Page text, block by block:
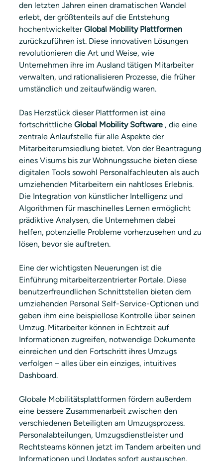
den letzten Jahren einen dramatischen Wandel
erlebt, der größtenteils auf die Entstehung
hochentwickelter Global Mobility Plattformen
zurückzuführen ist. Diese innovativen Lösungen
revolutionieren die Art und Weise, wie
Unternehmen ihre im Ausland tätigen Mitarbeiter
verwalten, und rationalisieren Prozesse, die früher
umständlich und zeitaufwändig waren.
Das Herzstück dieser Plattformen ist eine
fortschrittliche Global Mobility Software , die eine
zentrale Anlaufstelle für alle Aspekte der
Mitarbeiterumsiedlung bietet. Von der Beantragung
eines Visums bis zur Wohnungssuche bieten diese
digitalen Tools sowohl Personalfachleuten als auch
umziehenden Mitarbeitern ein nahtloses Erlebnis.
Die Integration von künstlicher Intelligenz und
Algorithmen für maschinelles Lernen ermöglicht
prädiktive Analysen, die Unternehmen dabei
helfen, potenzielle Probleme vorherzusehen und zu
lösen, bevor sie auftreten.
Eine der wichtigsten Neuerungen ist die
Einführung mitarbeiterzentrierter Portale. Diese
benutzerfreundlichen Schnittstellen bieten dem
umziehenden Personal Self-Service-Optionen und
geben ihm eine beispiellose Kontrolle über seinen
Umzug. Mitarbeiter können in Echtzeit auf
Informationen zugreifen, notwendige Dokumente
einreichen und den Fortschritt ihres Umzugs
verfolgen – alles über ein einziges, intuitives
Dashboard.
Globale Mobilitätsplattformen fördern außerdem
eine bessere Zusammenarbeit zwischen den
verschiedenen Beteiligten am Umzugsprozess.
Personalabteilungen, Umzugsdienstleister und
Rechtsteams können jetzt im Tandem arbeiten und
Informationen und Updates sofort austauschen.